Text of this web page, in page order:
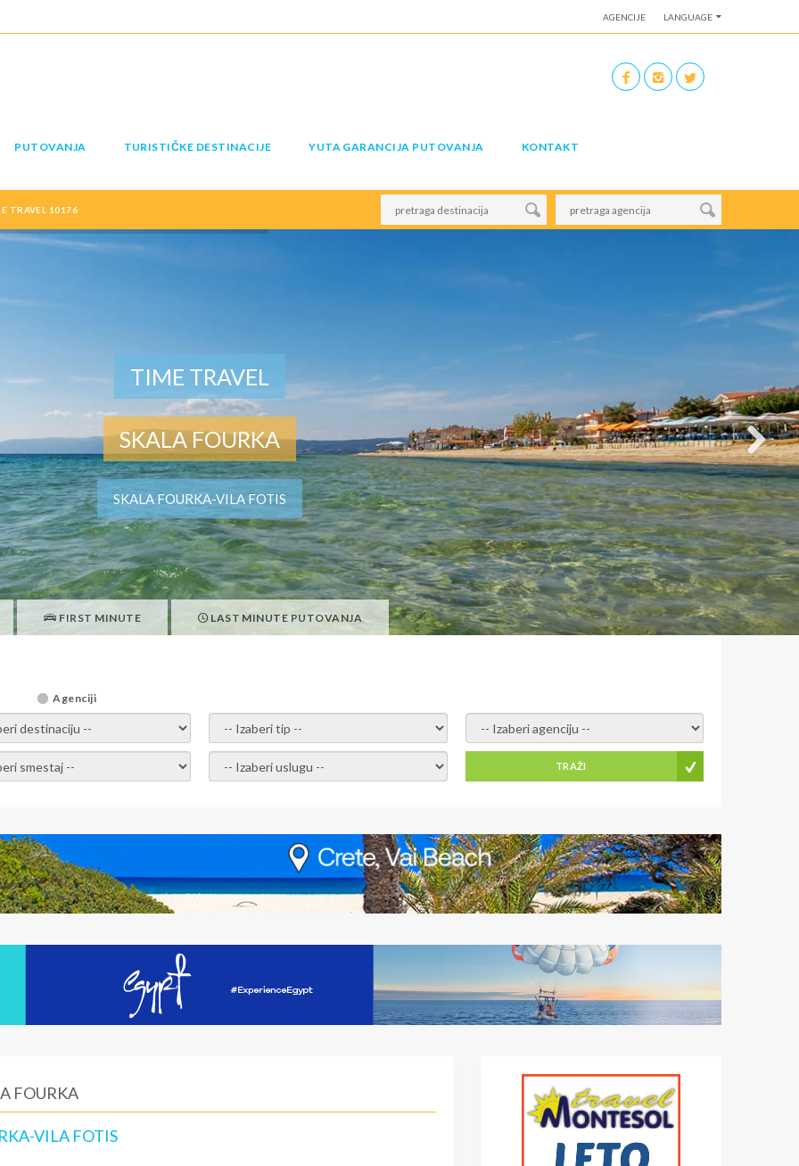
AGENCIJE LANGUAGE
PUTOVANJA TURISTIČKE DESTINACIJE YUTA GARANCIJA PUTOVANJA KONTAKT
TRAVEL 10176
TIME TRAVEL
SKALA FOURKA
SKALA FOURKA-VILA FOTIS
FIRST MINUTE LAST MINUTE PUTOVANJA
Agenciji
destinaciju - - izaberi tip - - izaberi agenciju -
smestaj - - Izaberite uslugu - TRAŽI
FOURKA
VILA FOTIS